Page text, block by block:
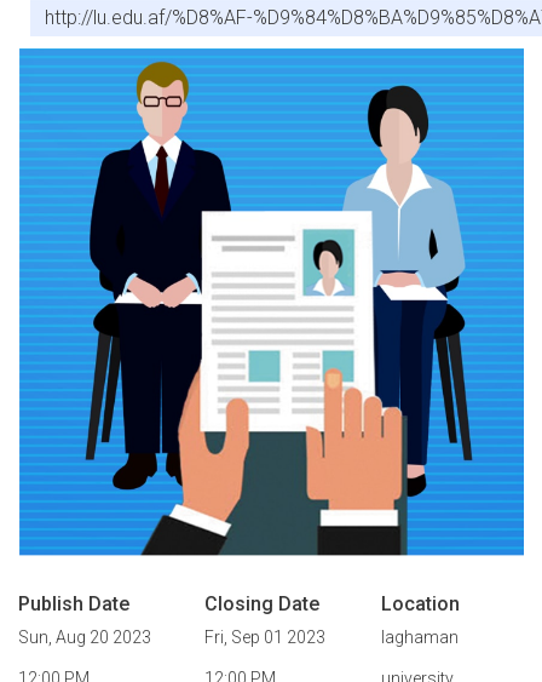
http://lu.edu.af/%D8%AF-
Publish Date
Sun, Aug 20 2023
12:00 PM
Closing Date
Fri, Sep 01 2023
12:00 PM
Location
laghaman
university